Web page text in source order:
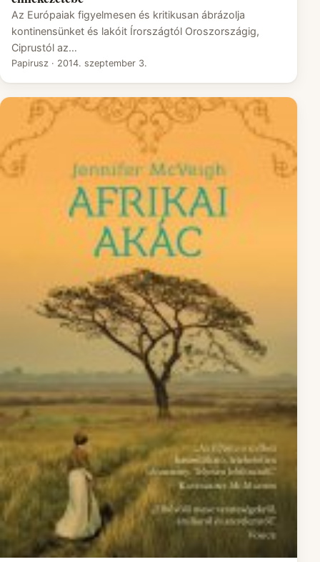
Az Európaiak figyelmesen és kritikusan ábrázolja
kontinensünket és lakóit Írországtól Oroszországig,
Ciprustól az…
Papirusz · 2014. szeptember 3.